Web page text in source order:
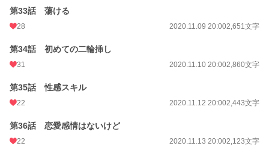
第33話 蕩ける
28 2020.11.09 20:002,651文字
第34話 初めての二輪挿し
31 2020.11.10 20:002,860文字
第35話 性感スキル
22 2020.11.12 20:002,443文字
第36話 恋愛感情はないけど
22 2020.11.13 20:002,123文字